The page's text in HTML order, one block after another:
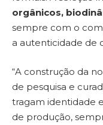
orgânicos,
sempre com o
a autenticidade de
“A construção da
de pesquisa e
tragam identidade
de produção,